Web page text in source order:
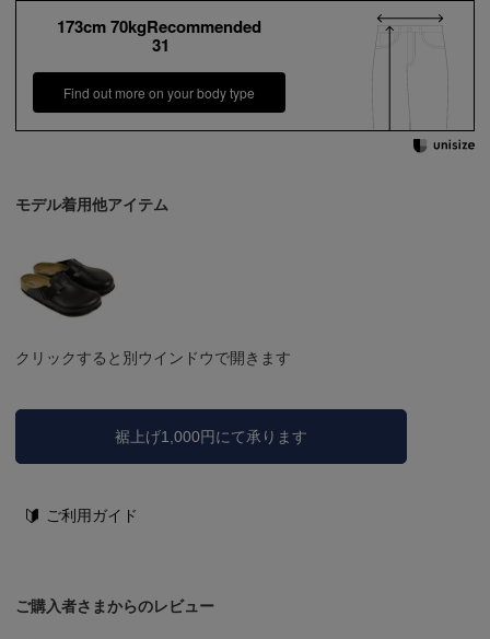
173cm 70kgRecommended
31
Find out more on your body type
モデル着用他アイテム
クリックすると別ウインドウで開きます
裾上げ1,000円にて承ります
ご利用ガイド
ご購入者さまからのレビュー